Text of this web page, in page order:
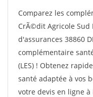
Comparez les
CrÃ©dit Agricole Sud
d'assurances 38860
complémentaire
(LES) ! Obtenez
santé adaptée à vos
votre devis en ligne à